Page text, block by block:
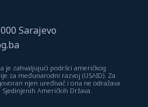
Sarajevo
je zahvaljujući podršci američkog
za međunarodni razvoj (USAID). Za
njen uređivač i ona ne odražava
Sjedinjenih Američkih Država.